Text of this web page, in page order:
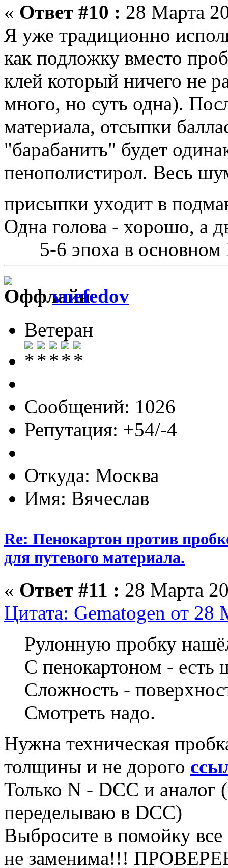
« Ответ #10 : 28 Марта
Я уже традиционно
как подложку вместо
клей который ничего не
много, но суть одна).
материала, отсыпки
"барабанить" будет
пенополистирол. Весь
присыпки уходит в
Одна голова - хорошо, а
5-6 эпоха в основном
vnefedov
Ветеран
Сообщений: 1026
Репутация: +54/-4
Откуда: Москва
Имя: Вячеслав
Re: Пенокартон против
для путевого материала.
« Ответ #11 : 28 Марта
Цитата: Gematogen от
Рулонную пробку
С пенокартоном - есть
Сложность -
Смотреть надо.
Нужна техническая
толщины и не дорого
Только N - DCC и аналог
переделываю в DCC)
Выбросите в помойку
не заменима!!!